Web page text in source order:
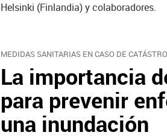
Helsinki (Finlandia) y colaboradores.
MEDIDAS SANITARIAS EN CASO DE
La importancia
para prevenir
una inundación